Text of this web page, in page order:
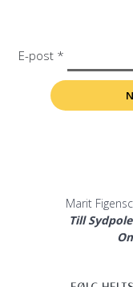
E-post *
Marit
Till